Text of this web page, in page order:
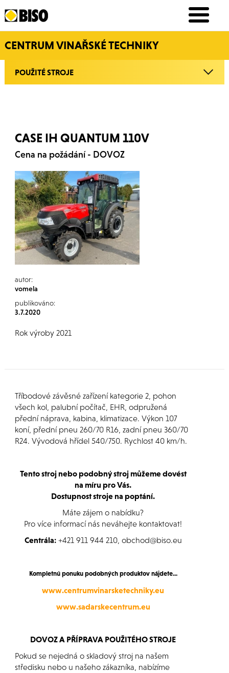
CENTRUM VINAŘSKÉ TECHNIKY
POUŽITÉ STROJE
CASE IH QUANTUM 110V
Cena na požádání - DOVOZ
autor:
vomela
publikováno:
3.7.2020
Rok výroby 2021
Tříbodové závěsné zařízení kategorie 2, pohon
všech kol, palubní počítač, EHR, odpružená
přední náprava, kabina, klimatizace. Výkon 107
koní, přední pneu 260/70 R16, zadní pneu 360/70
R24. Vývodová hřídel 540/750. Rychlost 40 km/h.
Tento stroj nebo podobný stroj můžeme dovést
na míru pro Vás.
Dostupnost stroje na poptání.
Máte zájem o nabídku?
Pro více informací nás neváhejte kontaktovat!
Centrála:+421 911 944 210, obchod@biso.eu
Kompletnú ponuku podobných produktov nájdete...
www.centrumvinarsketechniky.eu
www.sadarskecentrum.eu
DOVOZ A PŘÍPRAVA POUŽITÉHO STROJE
Pokud se nejedná o skladový stroj na našem
středisku nebo u našeho zákazníka, nabízíme